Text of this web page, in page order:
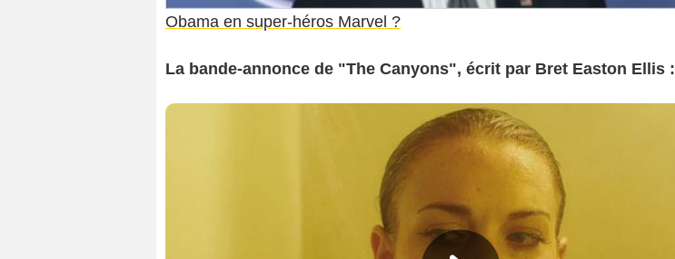
Obama en super-héros Marvel ?
La bande-annonce de "The Canyons", écrit par Bret Easton Ellis :